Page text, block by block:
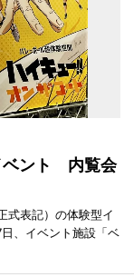
ベント 内覧会
式表記）の体験型イ
、イベント施設「ベ